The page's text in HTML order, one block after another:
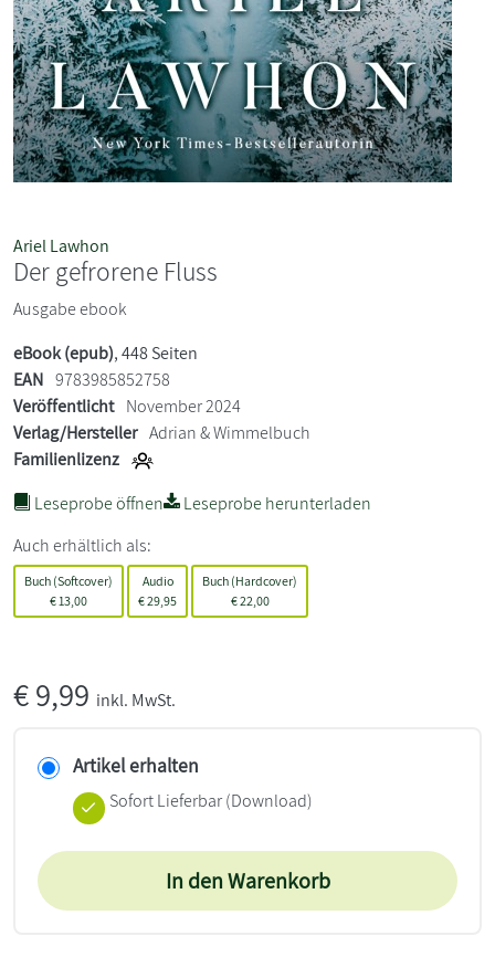
Ariel Lawhon
Der gefrorene Fluss
Ausgabe ebook
eBook (epub), 448 Seiten
EAN 9783985852758
Veröffentlicht November 2024
Verlag/Hersteller Adrian & Wimmelbuch
Familienlizenz
Leseprobe öffnen
Leseprobe herunterladen
Auch erhältlich als:
Buch (Softcover)
€ 13,00
Audio
€29,95
Buch (Hardcover)
€22,00
€9,99 inkl. MwSt.
Artikel erhalten
Sofort Lieferbar (Download)
In den Warenkorb